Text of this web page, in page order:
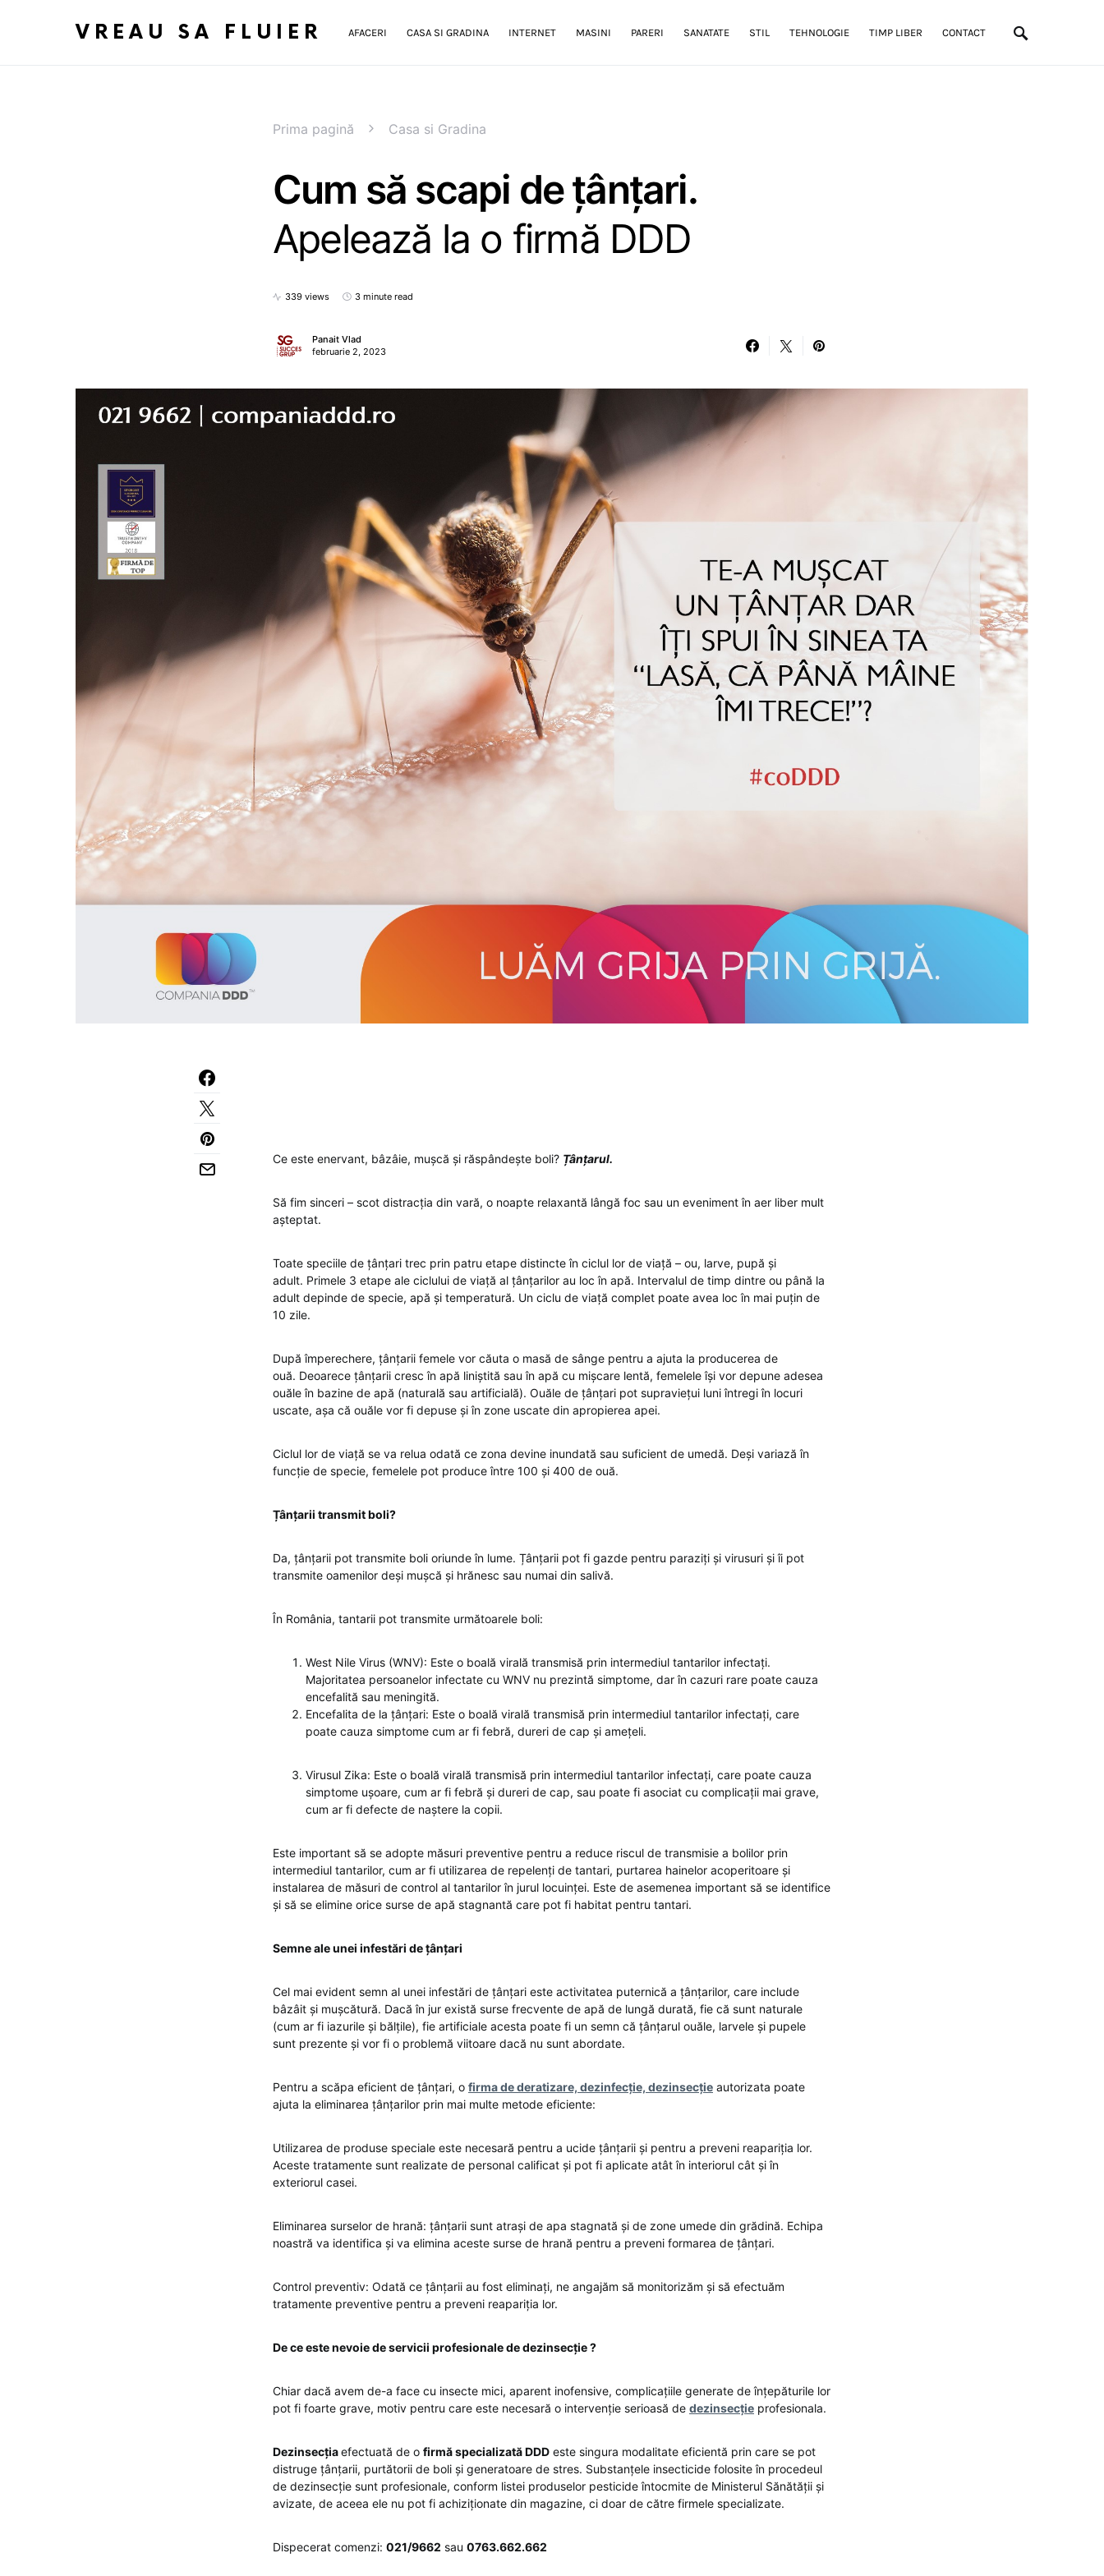
VREAU SA FLUIER AFACERI CASA SI GRADINA INTERNET MASINI PARERI SANATATE STIL TEHNOLOGIE TIMP LIBER CONTACT
Prima pagină Casa si Gradina
Cum să scapi de țânțari.
Apelează la o firmă DDD
339 views 3 minute read
Panait Vlad
februarie 2, 2023
Ce este enervant, bâzâie, mușcă și răspândește boli? Țânțarul.
Să fim sinceri – scot distracția din vară, o noapte relaxantă lângă foc sau un eveniment în aer liber mult
așteptat.
Toate speciile de țânțari trec prin patru etape distincte în ciclul lor de viață – ou, larve, pupă și
adult. Primele 3 etape ale ciclului de viață al țânțarilor au loc în apă. Intervalul de timp dintre ou până la
adult depinde de specie, apă și temperatură. Un ciclu de viață complet poate avea loc în mai puțin de
10 zile.
După împerechere, țânțarii femele vor căuta o masă de sânge pentru a ajuta la producerea de
ouă. Deoarece țânțarii cresc în apă liniștită sau în apă cu mișcare lentă, femelele își vor depune adesea
ouăle în bazine de apă (naturală sau artificială). Ouăle de țânțari pot supraviețui luni întregi în locuri
uscate, așa că ouăle vor fi depuse și în zone uscate din apropierea apei.
Ciclul lor de viață se va relua odată ce zona devine inundată sau suficient de umedă. Deși variază în
funcție de specie, femelele pot produce între 100 și 400 de ouă.
Țânțarii transmit boli?
Da, țânțarii pot transmite boli oriunde în lume. Țânțarii pot fi gazde pentru paraziți și virusuri și îi pot
transmite oamenilor deși mușcă și hrănesc sau numai din salivă.
În România, tantarii pot transmite următoarele boli:
West Nile Virus (WNV): Este o boală virală transmisă prin intermediul tantarilor infectați.
Majoritatea persoanelor infectate cu WNV nu prezintă simptome, dar în cazuri rare poate cauza
encefalită sau meningită.
Encefalita de la țânțari: Este o boală virală transmisă prin intermediul tantarilor infectați, care
poate cauza simptome cum ar fi febră, dureri de cap și amețeli.
Virusul Zika: Este o boală virală transmisă prin intermediul tantarilor infectați, care poate cauza
simptome ușoare, cum ar fi febră și dureri de cap, sau poate fi asociat cu complicații mai grave,
cum ar fi defecte de naștere la copii.
Este important să se adopte măsuri preventive pentru a reduce riscul de transmisie a bolilor prin
intermediul tantarilor, cum ar fi utilizarea de repelenți de tantari, purtarea hainelor acoperitoare și
instalarea de măsuri de control al tantarilor în jurul locuinței. Este de asemenea important să se identifice
și să se elimine orice surse de apă stagnantă care pot fi habitat pentru tantari.
Semne ale unei infestări de țânțari
Cel mai evident semn al unei infestări de țânțari este activitatea puternică a țânțarilor, care include
bâzâit și mușcătură. Dacă în jur există surse frecvente de apă de lungă durată, fie că sunt naturale
(cum ar fi iazurile și bălțile), fie artificiale acesta poate fi un semn că țânțarul ouăle, larvele și pupele
sunt prezente și vor fi o problemă viitoare dacă nu sunt abordate.
Pentru a scăpa eficient de țânțari, o firma de deratizare, dezinfecție, dezinsecție autorizata poate
ajuta la eliminarea țânțarilor prin mai multe metode eficiente:
Utilizarea de produse speciale este necesară pentru a ucide țânțarii și pentru a preveni reapariția lor.
Aceste tratamente sunt realizate de personal calificat și pot fi aplicate atât în interiorul cât și în
exteriorul casei.
Eliminarea surselor de hrană: țânțarii sunt atrași de apa stagnată și de zone umede din grădină. Echipa
noastră va identifica și va elimina aceste surse de hrană pentru a preveni formarea de țânțari.
Control preventiv: Odată ce țânțarii au fost eliminați, ne angajăm să monitorizăm și să efectuăm
tratamente preventive pentru a preveni reapariția lor.
De ce este nevoie de servicii profesionale de dezinsecție ?
Chiar dacă avem de-a face cu insecte mici, aparent inofensive, complicațiile generate de înțepăturile lor
pot fi foarte grave, motiv pentru care este necesară o intervenție serioasă de dezinsecție profesionala.
Dezinsecțiaefectuată de o firmă specializată DDD este singura modalitate eficientă prin care se pot
distruge țânțarii, purtătorii de boli și generatoare de stres. Substanțele insecticide folosite în procedeul
de dezinsecție sunt profesionale, conform listei produselor pesticide întocmite de Ministerul Sănătății și
avizate, de aceea ele nu pot fi achiziționate din magazine, ci doar de către firmele specializate.
Dispecerat comenzi: 021/9662 sau 0763.662.662